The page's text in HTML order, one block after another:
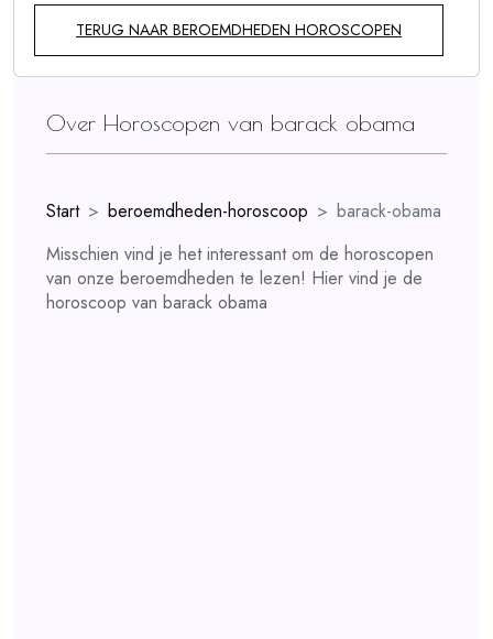
TERUG NAAR BEROEMDHEDEN HOROSCOPEN
Over Horoscopen van barack obama
Start beroemdheden-horoscoop
barack-obama
Misschien vind je het interessant om de horoscopen
van onze beroemdheden te lezen! Hier vind je de
horoscoop van barack obama